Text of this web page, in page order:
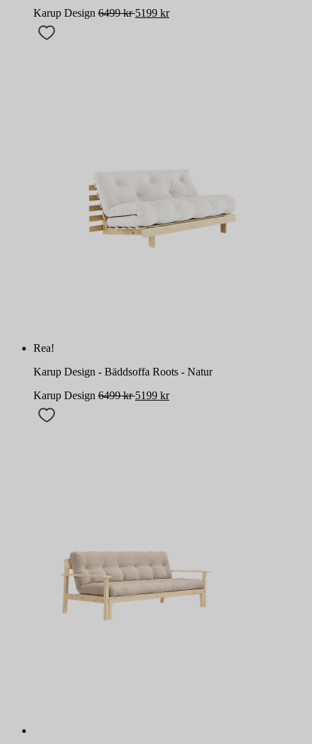
Karup Design 6499kr 5199 kr
Rea!
Karup Design - Bäddsoffa Roots - Natur
Karup Design 6499kr 5199 kr